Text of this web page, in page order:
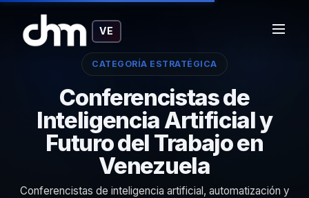
VE
CATEGORÍA ESTRATÉGICA
Conferencistas de
Inteligencia Artificial y
Futuro del Trabajo en
Venezuela
Conferencistas de inteligencia artificial, automatización y